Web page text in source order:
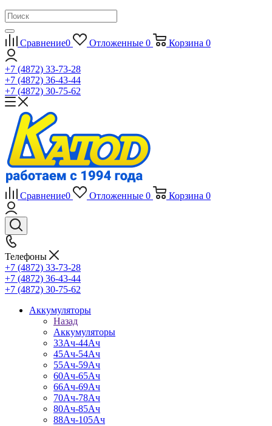
Сравнение0 Отложенные 0 Корзина 0
+7 (4872) 33-73-28
+7 (4872) 36-43-44
+7 (4872) 30-75-62
Сравнение0 Отложенные 0 Корзина 0
Телефоны
+7 (4872) 33-73-28
+7 (4872) 36-43-44
+7 (4872) 30-75-62
Аккумуляторы
Назад
Аккумуляторы
33Ач-44Ач
45Ач-54Ач
55Ач-59Ач
60Ач-65Ач
66Ач-69Ач
70Ач-78Ач
80Ач-85Ач
88Ач-105Ач